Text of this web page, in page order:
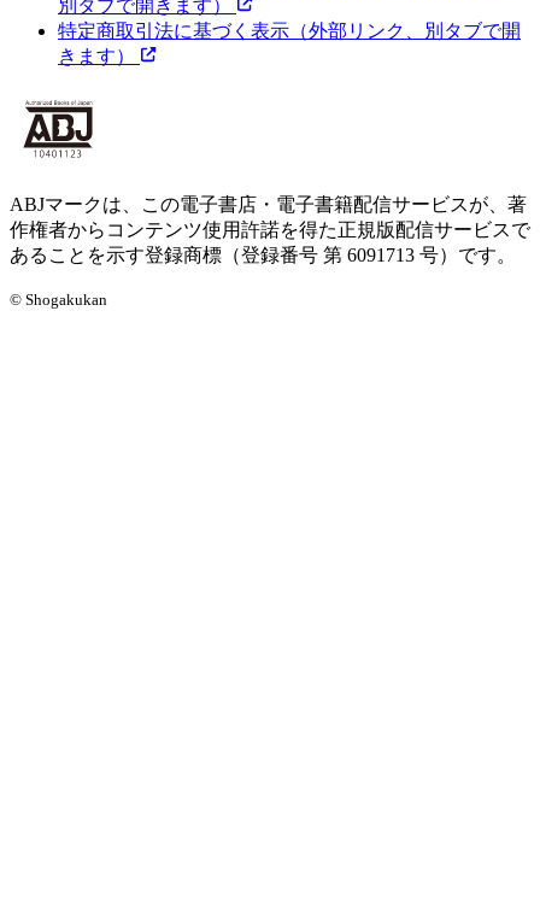
別タブで開きます）
特定商取引法に基づく表示 （外部リンク、別タブで開
きます）
ABJマークは、この電子書店・電子書籍配信サービスが、著
作権者からコンテンツ使用許諾を得た正規版配信サービスで
あることを示す登録商標（登録番号 第 6091713 号）です。
© Shogakukan